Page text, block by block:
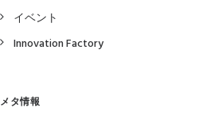
イベント
Innovation Factory
メタ情報